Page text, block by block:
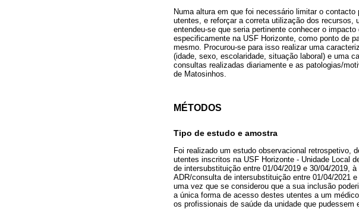
Numa altura em que foi necessário limitar o
utentes, e reforçar a correta utilização dos recursos,
entendeu-se que seria pertinente conhecer o
especificamente na USF Horizonte, como ponto de
mesmo. Procurou-se para isso realizar uma
(idade, sexo, escolaridade, situação laboral) e uma
consultas realizadas diariamente e as patologias/
de Matosinhos.
MÉTODOS
Tipo de estudo e amostra
Foi realizado um estudo observacional retrospetivo,
utentes inscritos na USF Horizonte - Unidade Local
de intersubstituição entre 01/04/2019 e 30/04/2019,
ADR/consulta de intersubstituição entre 01/04/2021
uma vez que se considerou que a sua inclusão
a única forma de acesso destes utentes a um
os profissionais de saúde da unidade que